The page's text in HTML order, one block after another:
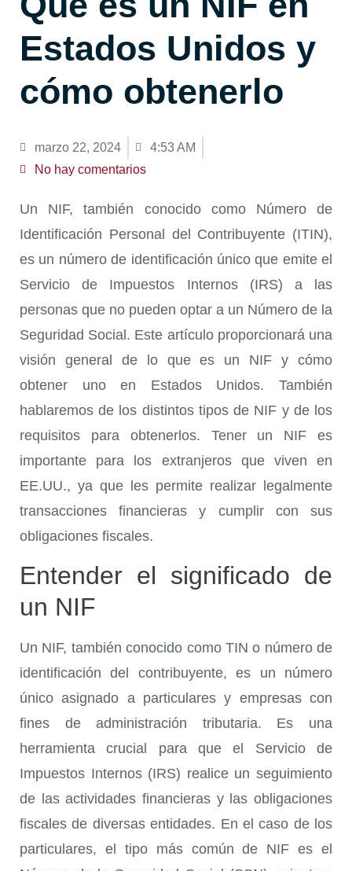
Estados Unidos y
cómo obtenerlo
marzo 22, 2024
4:53 AM
No hay comentarios
Un NIF, también conocido como Número de
Identificación Personal del Contribuyente (ITIN),
es un número de identificación único que emite el
Servicio de Impuestos Internos (IRS) a las
personas que no pueden optar a un Número de la
Seguridad Social. Este artículo proporcionará una
visión general de lo que es un NIF y cómo
obtener uno en Estados Unidos. También
hablaremos de los distintos tipos de NIF y de los
requisitos para obtenerlos. Tener un NIF es
importante para los extranjeros que viven en
EE.UU., ya que les permite realizar legalmente
transacciones financieras y cumplir con sus
obligaciones fiscales.
Entender el significado de
un NIF
Un NIF, también conocido como TIN o número de
identificación del contribuyente, es un número
único asignado a particulares y empresas con
fines de administración tributaria. Es una
herramienta crucial para que el Servicio de
Impuestos Internos (IRS) realice un seguimiento
de las actividades financieras y las obligaciones
fiscales de diversas entidades. En el caso de los
particulares, el tipo más común de NIF es el